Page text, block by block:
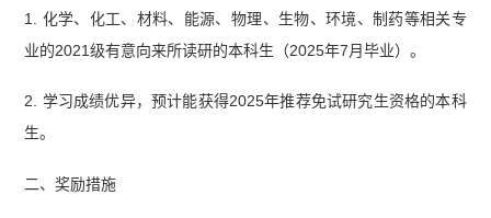
1. 化学、化工、材料、能源、物理、生物、环境、制药等相关专
业的2021级有意向来所读研的本科生（2025年7月毕业）。
2. 学习成绩优异，预计能获得2025年推荐免试研究生资格的本科
生。
二、奖励措施